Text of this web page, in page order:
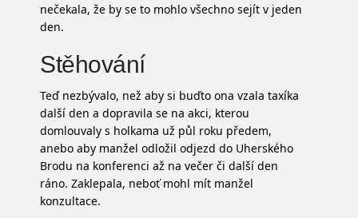
nečekala, že by se to mohlo všechno sejít v jeden
den.
Stěhování
Teď nezbývalo, než aby si buďto ona vzala taxíka
další den a dopravila se na akci, kterou
domlouvaly s holkama už půl roku předem,
anebo aby manžel odložil odjezd do Uherského
Brodu na konferenci až na večer či další den
ráno. Zaklepala, neboť mohl mít manžel
konzultace.